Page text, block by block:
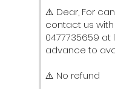
⚠️ Dear, For
contact us
0477735659 at
advance to
⚠️ No refund